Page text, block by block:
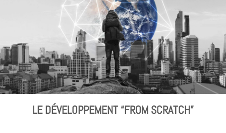
LE DÉVELOPPEMENT “FROM SCRATCH”